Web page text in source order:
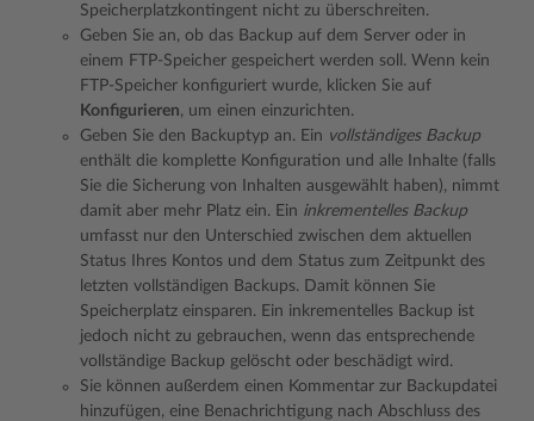
Speicherplatzkontingent nicht zu überschreiten.
Geben Sie an, ob das Backup auf dem Server oder in
einem FTP-Speicher gespeichert werden soll. Wenn kein
FTP-Speicher konfiguriert wurde, klicken Sie auf
Konfigurieren, um einen einzurichten.
Geben Sie den Backuptyp an. Ein vollständiges Backup
enthält die komplette Konfiguration und alle Inhalte (falls
Sie die Sicherung von Inhalten ausgewählt haben), nimmt
damit aber mehr Platz ein. Ein inkrementelles Backup
umfasst nur den Unterschied zwischen dem aktuellen
Status Ihres Kontos und dem Status zum Zeitpunkt des
letzten vollständigen Backups. Damit können Sie
Speicherplatz einsparen. Ein inkrementelles Backup ist
jedoch nicht zu gebrauchen, wenn das entsprechende
vollständige Backup gelöscht oder beschädigt wird.
Sie können außerdem einen Kommentar zur Backupdatei
hinzufügen, eine Benachrichtigung nach Abschluss des